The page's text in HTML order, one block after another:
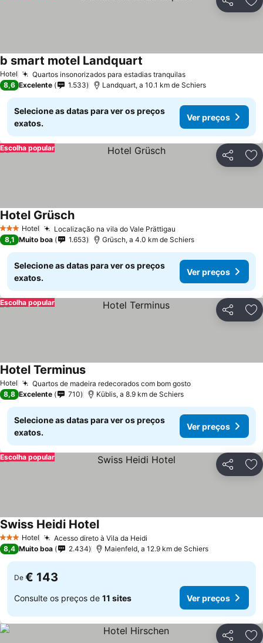
Partilhar
Hotel Quartos insonorizados para estadias tranquilas
b smart motel Landquart
8,6 Excelente 1.533 Landquart, a 10.1 km de Schiers
Selecione as datas para ver os preços
exatos.
Ver preços
Partilhar
Escolha popular
3 EstrelasHotel Localização na vila do Vale Prättigau
Hotel Grüsch
8,1 Muito boa 1.653 Grüsch, a 4.0 km de Schiers
Selecione as datas para ver os preços
exatos.
Ver preços
Partilhar
Escolha popular
Hotel Quartos de madeira redecorados com bom gosto
Hotel Terminus
8,8 Excelente 710 Küblis, a 8.9 km de Schiers
Selecione as datas para ver os preços
exatos.
Ver preços
Partilhar
Escolha popular
3 EstrelasHotel Acesso direto à Vila da Heidi
Swiss Heidi Hotel
8,4 Muito boa 2.434 Maienfeld, a 12.9 km de Schiers
De € 143
Consulte os preços de 11 sites Ver preços
Partilhar